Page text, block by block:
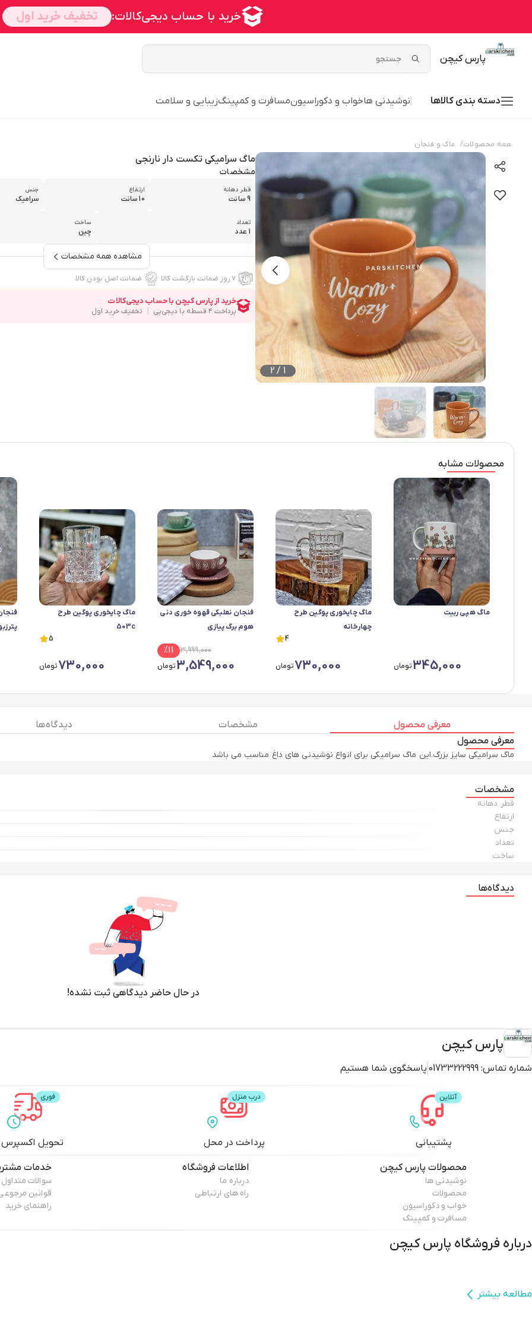
پارس کیچن
دسته بندی کالاها نوشیدنی هاخواب و دکوراسیونمسافرت و کمپینگزیبایی و سلامت
همه محصولات/ ماگ و فنجان
1
/
2
ماگ سرامیکی تکست دار نارنجی
مشخصات
قطر دهانه
9 سانت
ارتفاع
10 سانت
جنس
سرامیک
تعداد
1 عدد
ساخت
چین
مشاهده همه مشخصات
۷ روز ضمانت بازگشت کالا ضمانت اصل بودن کالا
محصولات مشابه
ماگ هپی ربیت
345,000تومان
ماگ چایخوری پوگین طرح
چهارخانه
4
730,000تومان
فنجان نعلبکی قهوه خوری دنی
هوم برگ پیازی
3,999,000
%11
3,549,000تومان
ماگ چایخوری پوگین طرح
503c
5
730,000تومان
معرفی محصول مشخصات
دیدگاه ها
معرفی محصول
ماگ سرامیکی سایز بزرگ.این ماگ سرامیکی برای انواع نوشیدنی های داغ مناسب می باشد
مشخصات
قطر دهانه
ارتفاع
جنس
تعداد
ساخت
دیدگاه‌ها
در حال حاضر دیدگاهی ثبت نشده!
پارس کیچن
شماره تماس: 01733222999 پاسخگوی شما هستیم
پشتیبانی پرداخت در محل تحویل اکسپرس
محصولات پارس کیچن
نوشیدنی ها
محصولات
خواب و دکوراسیون
مسافرت و کمپینگ
اطلاعات فروشگاه
درباره ما
راه های ارتباطی
خدمات
سوالات متداول
قوانین
راهنمای خرید
درباره فروشگاه پارس کیچن
مطالعه بیشتر